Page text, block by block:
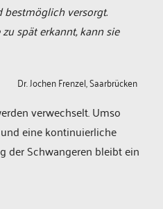
bestmöglich versorgt.
spät erkannt, kann sie
Dr. Jochen Frenzel, Saarbrücken
verwechselt. Umso
eine kontinuierliche
der Schwangeren bleibt ein